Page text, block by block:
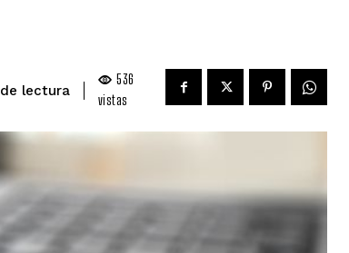
de lectura
536
vistas